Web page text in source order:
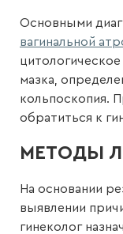
Основными
вагинальной
мазка,
кольпоскопия.
обратиться к
МЕТОДЫ
На основании
выявлении
гинеколог